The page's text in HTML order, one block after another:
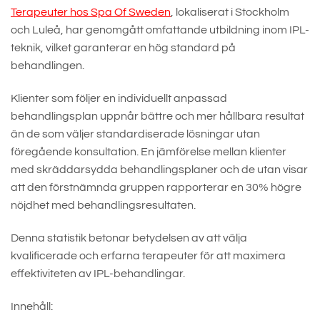
Terapeuter hos Spa Of Sweden, lokaliserat i Stockholm
och Luleå, har genomgått omfattande utbildning inom IPL-
teknik, vilket garanterar en hög standard på
behandlingen.
Klienter som följer en individuellt anpassad
behandlingsplan uppnår bättre och mer hållbara resultat
än de som väljer standardiserade lösningar utan
föregående konsultation. En jämförelse mellan klienter
med skräddarsydda behandlingsplaner och de utan visar
att den förstnämnda gruppen rapporterar en 30% högre
nöjdhet med behandlingsresultaten.
Denna statistik betonar betydelsen av att välja
kvalificerade och erfarna terapeuter för att maximera
effektiviteten av IPL-behandlingar.
Innehåll: